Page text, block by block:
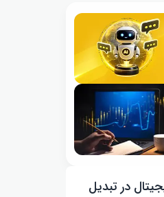
در تبدیل